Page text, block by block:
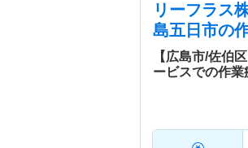
リーフラス
島五日市の
【広島市/佐伯
ービスでの作